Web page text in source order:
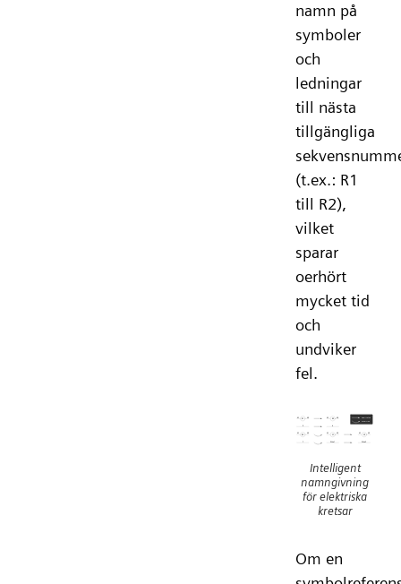
namn på
symboler
och
ledningar
till nästa
tillgängliga
(t.ex.: R1
till R2),
vilket
sparar
oerhört
mycket tid
och
undviker
fel.
Intelligent
namngivning
för elektriska
kretsar
Om en